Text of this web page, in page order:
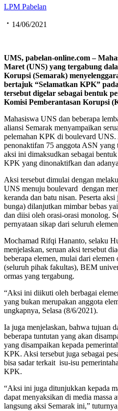
LPM Pabelan
14/06/2021
UMS, pabelan-online.com –
Maret (UNS) yang tergabung
Korupsi (Semarak)
bertajuk “Selamatkan KPK”
tersebut digelar sebagai bentuk
Komisi Pemberantasan Korupsi
Mahasiswa UNS dan beberapa
aliansi Semarak menyampaikan
pelemahan KPK di boulevard UNS.
penonaktifan 75 anggota ASN yang
aksi ini dimaksudkan sebagai
KPK yang dinonaktifkan dan
Aksi tersebut dimulai dengan
UNS menuju boulevard dengan
keranda dan batu nisan. Peserta
bunga) dilanjutkan mimbar bebas
dan diisi oleh orasi-orasi monolog.
pernyataan sikap dari seluruh
Mochamad Rifqi Hananto, selaku
menjelaskan, seruan aksi tersebut
beberapa elemen, mulai dari elemen
(seluruh pihak fakultas), BEM
ormas yang tergabung.
“Aksi ini diikuti oleh berbagai
yang bukan merupakan anggota
ungkapnya, Selasa (8/6/2021).
Ia juga menjelaskan, bahwa tujuan
beberapa tuntutan yang akan
yang disampaikan kepada
KPK. Aksi tersebut juga sebagai
bisa sadar terkait isu-isu
KPK.
“Aksi ini juga ditunjukkan kepada
dapat menyaksikan di media massa
langsung aksi Semarak ini,”